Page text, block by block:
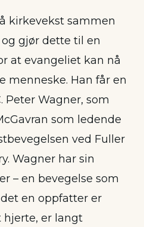
kirkevekst sammen
gjør dette til en
at evangeliet kan nå
menneske. Han får en
Peter Wagner, som
som ledende
ved Fuller
Wagner har sin
– en bevegelse som
en oppfatter er
hjerte, er langt